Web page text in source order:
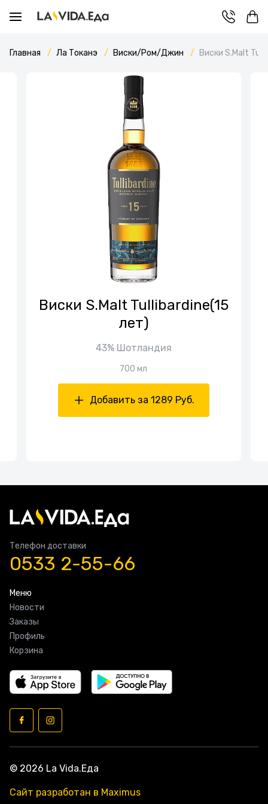
Главная Ла Токанэ Виски/Ром/Джин Виски S.Malt
Виски S.Malt Tullibardine(15
лет)
43% Шотландия
700 мл
Добавить за 1289 Руб.
Телефон доставки
0533 2-55-66
Меню
Новости
Заказы
Профиль
Корзина
© 2026 La Vida.Еда
Сайт разработан в Maximus